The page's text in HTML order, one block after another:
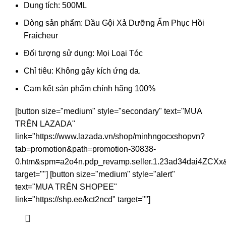
Dung tích: 500ML
Dòng sản phẩm: Dầu Gội Xả Dưỡng Ẩm Phục Hồi
Fraicheur
Đối tượng sử dụng: Mọi Loại Tóc
Chỉ tiêu: Không gây kích ứng da.
Cam kết sản phẩm chính hãng 100%
[button size="medium" style="secondary" text="MUA
TRÊN LAZADA"
link="https://www.lazada.vn/shop/minhngocxshopvn?
tab=promotion&path=promotion-30838-
target=""] [button size="medium" style="alert"
text="MUA TRÊN SHOPEE"
link="https://shp.ee/kct2ncd" target=""]